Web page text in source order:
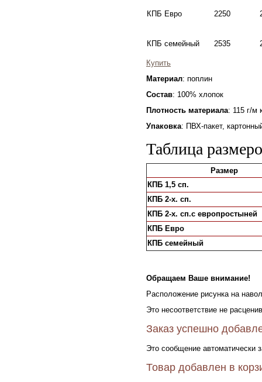
КПБ Евро 2250
КПБ семейный 2535
Купить
Материал: поплин
Состав: 100% хлопок
Плотность материала: 115 г/м
Упаковка: ПВХ-пакет,
Таблица
Размер
КПБ 1,5 сп.
КПБ 2-х. сп.
КПБ 2-х. сп.с европростыней
КПБ Евро
КПБ семейный
Обращаем Ваше внимание!
Расположение рисунка на
Это несоответствие не
Заказ успешно
Это сообщение автоматически
Товар добавлен в